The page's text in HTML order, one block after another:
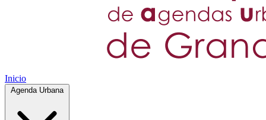
Inicio
Agenda Urbana